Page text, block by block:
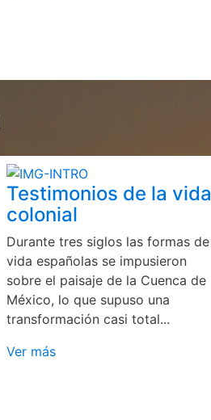
Testimonios de la vida
colonial
Durante tres siglos las formas de
vida españolas se impusieron
sobre el paisaje de la Cuenca de
México, lo que supuso una
transformación casi total...
Ver más